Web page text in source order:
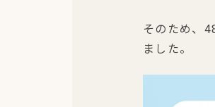
そのため、
ました。